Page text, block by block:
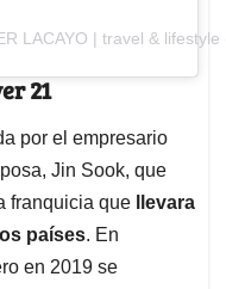
LACAYO | travel &
21
por el empresario
Jin Sook, que
franquicia que
llevara
países. En
en 2019 se